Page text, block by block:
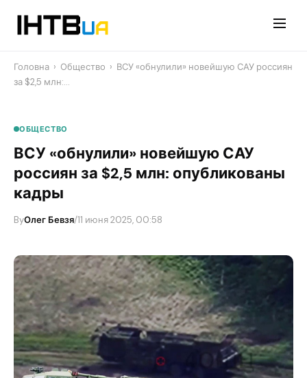
Головна › Общество › ВСУ «обнулили» новейшую САУ россиян
за $2,5 млн:…
ОБЩЕСТВО
ВСУ «обнулили» новейшую САУ
россиян за $2,5 млн: опубликованы
кадры
ByОлег Бевзя/11 июня 2025, 00:58